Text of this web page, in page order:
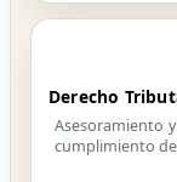
Derecho
Asesoramiento
cumplimiento